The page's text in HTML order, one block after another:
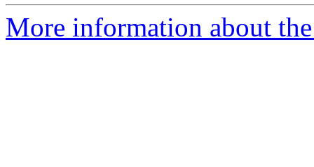
More information about